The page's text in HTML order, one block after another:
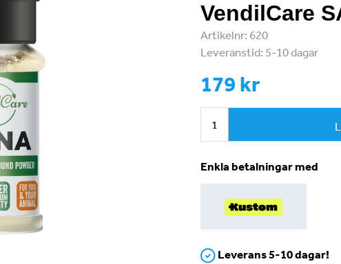
VendilCare
Artikelnr: 620
Leveranstid: 5-10 dagar
179 kr
Enkla betalningar med
Leverans 5-10 dagar!